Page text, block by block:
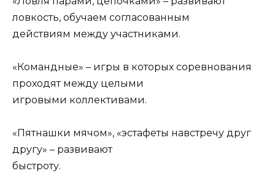
ловкость, обучаем согласованным
действиям между участниками.
«Командные» – игры в которых соревнования
проходят между целыми
игровыми коллективами.
«Пятнашки мячом», «эстафеты навстречу друг
другу» – развивают
быстроту.